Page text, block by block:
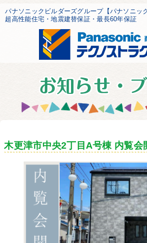
パナソニックビルダーズグループ【パナソニッ
超高性能住宅・地震建替保証・最長60年保証
木更津市中央2丁目A号棟 内覧会